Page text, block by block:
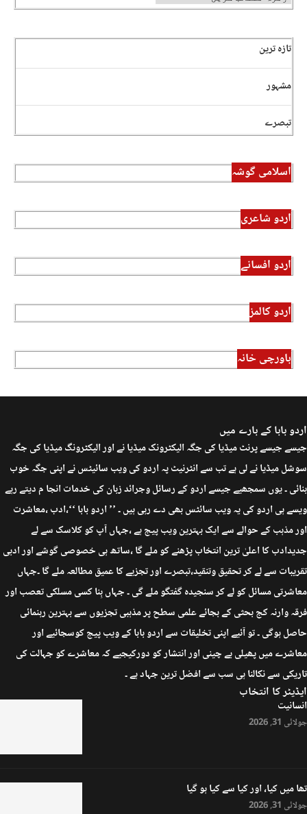
تازہ ترین
مشہور
تبصرے
اسلامی گوشہ
اردو شاعری
اردو افسانے
اردو کالمز
باورچی خانہ
اردو بابا کے بارے میں
جیسے جیسے پرنٹ میڈیا کی جگہ الیکٹرونک میڈیا نے اور الیکٹرونگ میڈیا کی جگہ
سوشل میڈیا نے لی ہے تب سے انٹرنیٹ پہ اردو کی ویب سائیٹس نے اپنی جگہ خوب
بنائی ۔ یوں سمجھیے جیسے اردو کے رسائل وجرائد زبان کی خدمات انجا م دیتے رہے
ویسے ہی اردو کی یہ ویب سائٹس بھی دے رہی ہیں ۔ ’’ اردو بابا ‘‘،ادب ،معاشرت
اور مذہب کے حوالے سے ایک بہترین ویب پیج ہے ،جہاں آپ کو کلاسک سے لے
جدیدادب کا اعلیٰ ترین انتخاب پڑھنے کو ملے گا ،ساتھ ہی خصوصی گوشے اور ادبی
تقریبات سے لے کر تحقیق وتنقید،تبصرے اور تجزیے کا عمیق مطالعہ ملے گا ۔جہاں
معاشرتی مسائل کو لے کر سنجیدہ گفتگو ملے گی ۔ جہاں بِنا کسی مسلکی تعصب اور
فرقہ وارنہ کج بحثی کے بجائے علمی سطح پر مذہبی تجزیوں سے بہترین رہنمائی
حاصل ہوگی ۔ تو آئیے اپنی تخلیقات سے اردو بابا کے ویب پیج کوسجائیے اور
معاشرے میں پھیلی بے چینی اور انتشار کو دورکیجیے کہ معاشرے کو جہالت کی
تاریکی سے نکالنا ہی سب سے افضل ترین جہاد ہے ۔
ایڈیٹر کا انتخاب
انسانیت
جولائی 31, 2026
تھا میں کیا، اور کیا سے کیا ہو گیا
جولائی 31, 2026